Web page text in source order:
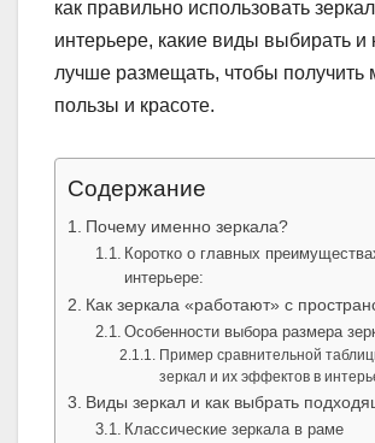
как правильно использовать
интерьере, какие виды выбирать и
лучше размещать, чтобы получить
пользы и красоте.
Содержание
Почему именно зеркала?
Коротко о главных
интерьере:
Как зеркала «работают» с
Особенности выбора размера
Пример сравнительной
зеркал и их эффектов в
Виды зеркал и как выбрать
Классические зеркала в раме